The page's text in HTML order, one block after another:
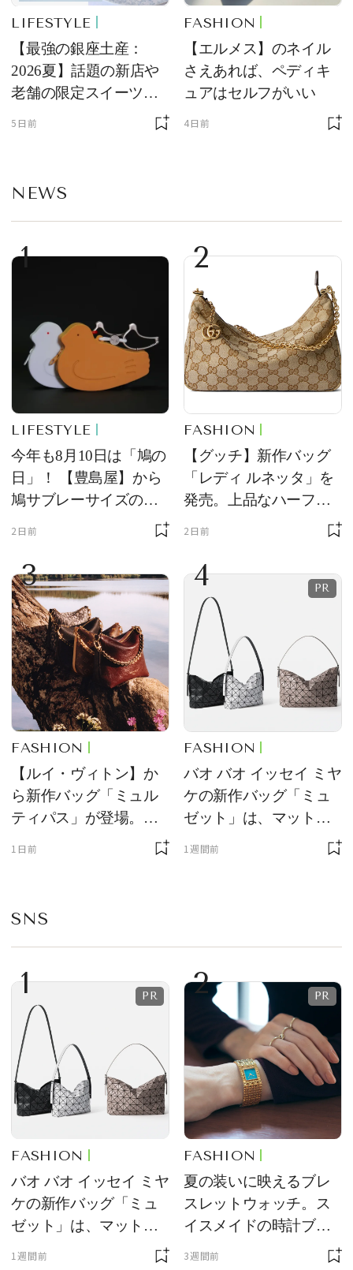
LIFESTYLE
【最強の銀座土産：
2026夏】話題の新店や
老舗の限定スイーツを
ゲット【＃SPURおやつ
5日前
FASHION
【エルメス】のネイル
さえあれば、ペディキ
ュアはセルフがいい
4日前
NEWS
1
LIFESTYLE
今年も8月10日は「鳩の
日」！ 【豊島屋】から
鳩サブレーサイズのポ
ーチ「はとっこ」を限
2日前
2
FASHION
【グッチ】新作バッグ
「レディ ルネッタ」を
発売。上品なハーフム
ーン型がスタイリング
2日前
3
FASHION
【ルイ・ヴィトン】か
ら新作バッグ「ミュル
ティパス」が登場。ミ
ニサイズもラインナッ
1日前
4
FASHION
バオ バオ イッセイ ミヤ
ケの新作バッグ「ミュ
ゼット」は、マットな
1週間前
SNS
1
FASHION
バオ バオ イッセイ ミヤ
ケの新作バッグ「ミュ
ゼット」は、マットな
1週間前
2
FASHION
夏の装いに映えるブレ
スレットウォッチ。ス
イスメイドの時計ブラ
ンド【フレデリック・
3週間前